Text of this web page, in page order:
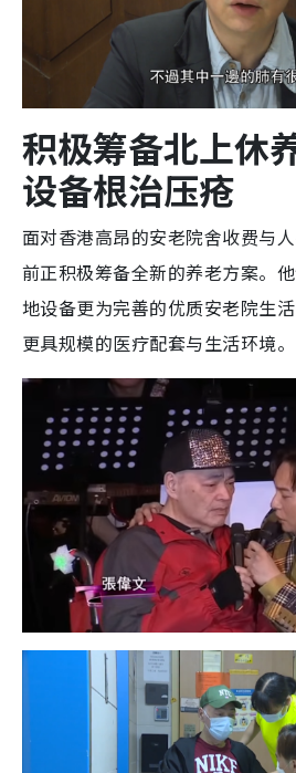
积极筹备北上休
设备根治压疮
面对香港高昂的安老院舍收费与
前正积极筹备全新的养老方案。
地设备更为完善的优质安老院生
更具规模的医疗配套与生活环境。